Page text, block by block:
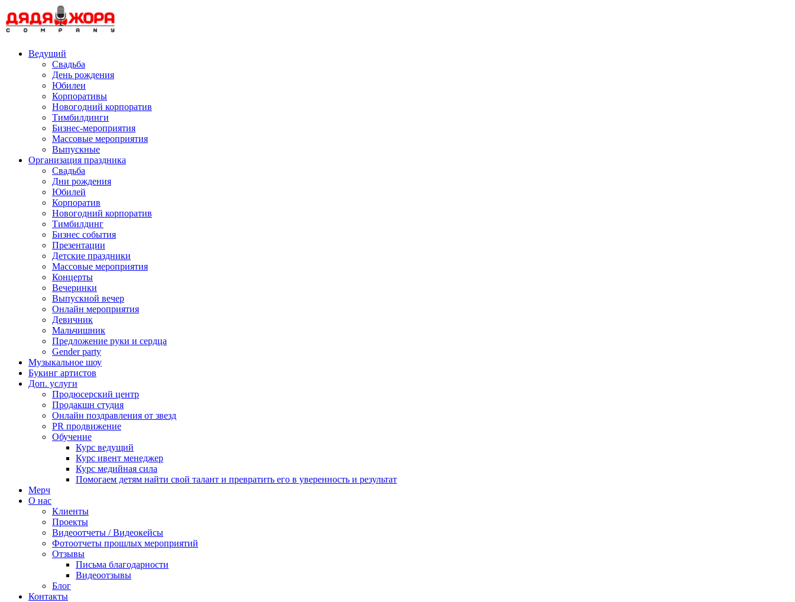
to
content
Ведущий
Свадьба
День рождения
Юбилеи
Корпоративы
Новогодний корпоратив
Тимбилдинги
Бизнес-мероприятия
Массовые мероприятия
Выпускные
Организация праздника
Свадьба
Дни рождения
Юбилей
Корпоратив
Новогодний корпоратив
Тимбилдинг
Бизнес события
Презентации
Детские праздники
Массовые мероприятия
Концерты
Вечеринки
Выпускной вечер
Онлайн мероприятия
Девичник
Мальчишник
Предложение руки и сердца
Gender party
Музыкальное шоу
Букинг артистов
Доп. услуги
Продюсерский центр
Продакшн студия
Онлайн поздравления от звезд
PR продвижение
Обучение
Курс ведущий
Курс ивент менеджер
Курс медийная сила
Помогаем детям найти свой талант и превратить его в уверенность и результат
Мерч
О нас
Клиенты
Проекты
Видеоотчеты / Видеокейсы
Фотоотчеты прошлых мероприятий
Отзывы
Письма благодарности
Видеоотзывы
Блог
Контакты